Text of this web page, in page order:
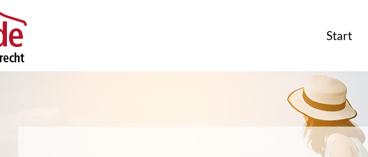
Start